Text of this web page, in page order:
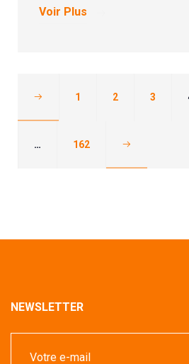
Voir Plus
1 2 3
… 162
NEWSLETTER